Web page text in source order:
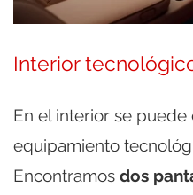
Interior
En el interior se puede
equipamiento
Encontramos dos